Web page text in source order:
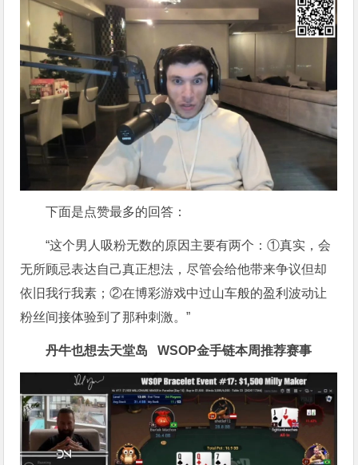
下面是点赞最多的回答：
“这个男人吸粉无数的原因主要有两个：①真实，会
无所顾忌表达自己真正想法，尽管会给他带来争议但却
依旧我行我素；②在博彩游戏中过山车般的盈利波动让
粉丝间接体验到了那种刺激。”
丹牛也想去天堂岛WSOP金手链本周推荐赛事